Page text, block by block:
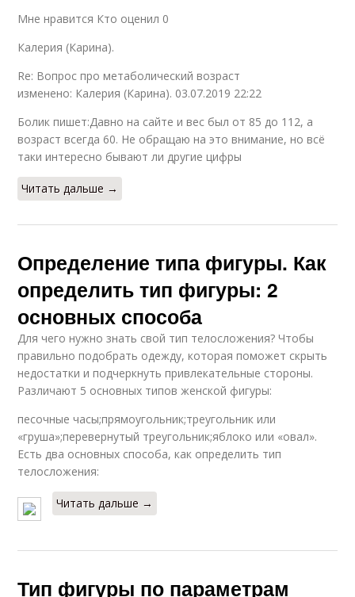
Мне нравится Кто оценил 0
Калерия (Карина).
Re: Вопрос про метаболический возраст
изменено: Калерия (Карина). 03.07.2019 22:22
Болик пишет:Давно на сайте и вес был от 85 до 112, а
возраст всегда 60. Не обращаю на это внимание, но всё
таки интересно бывают ли другие цифры
Читать дальше →
Определение типа фигуры. Как
определить тип фигуры: 2
основных способа
Для чего нужно знать свой тип телосложения? Чтобы
правильно подобрать одежду, которая поможет скрыть
недостатки и подчеркнуть привлекательные стороны.
Различают 5 основных типов женской фигуры:
песочные часы;прямоугольник;треугольник или
«груша»;перевернутый треугольник;яблоко или «овал».
Есть два основных способа, как определить тип
телосложения:
Читать дальше →
Тип фигуры по параметрам